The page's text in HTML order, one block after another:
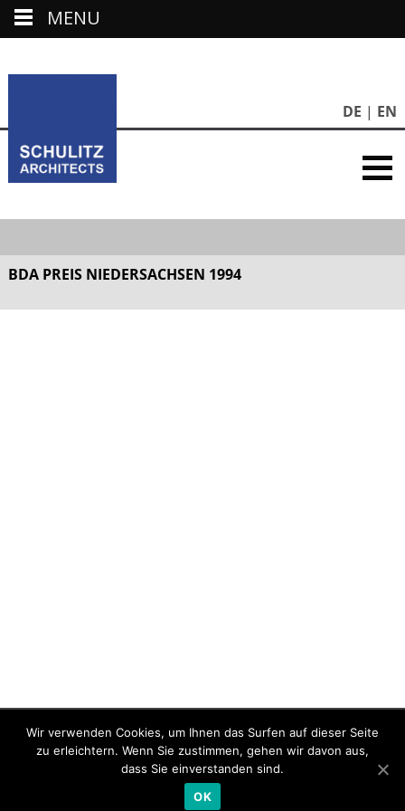
DE EN
BDA PREIS NIEDERSACHSEN 1994
Jobs Impressum
Copyright © 2021 - SCHULITZ ARCHITEKTEN
MENU
Wir verwenden Cookies, um Ihnen das Surfen auf dieser Seite
zu erleichtern. Wenn Sie zustimmen, gehen wir davon aus,
dass Sie einverstanden sind.
OK